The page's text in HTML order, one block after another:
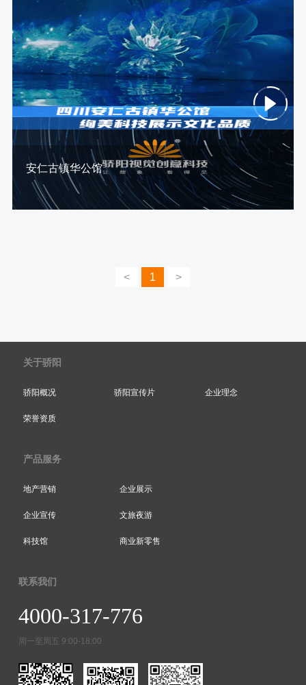
安仁古镇华公馆
< 1 >
关于骄阳
骄阳概况 骄阳宣传片 企业理念
荣誉资质
产品服务
地产营销 企业展示
企业宣传 文旅夜游
科技馆 商业新零售
联系我们
4000-317-776
周一至周五 9:00-18:00